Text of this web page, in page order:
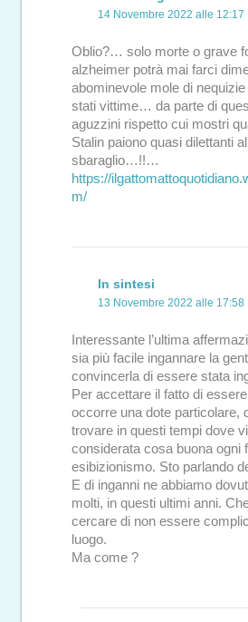
14 Novembre 2022 alle 12:17
Oblio?… solo morte o grave
alzheimer potrà mai farci
abominevole mole di
stati vittime… da parte di
aguzzini rispetto cui mostri
Stalin paiono quasi dilettanti
sbaraglio…!!…
https://
m/
In sintesi
13 Novembre 2022 alle 17:58
Interessante l’ultima
sia più facile ingannare la
convincerla di essere stata
Per accettare il fatto di
occorre una dote particolare,
trovare in questi tempi dove
considerata cosa buona ogni
esibizionismo. Sto parlando
E di inganni ne abbiamo
molti, in questi ultimi anni.
cercare di non essere
luogo.
Ma come ?